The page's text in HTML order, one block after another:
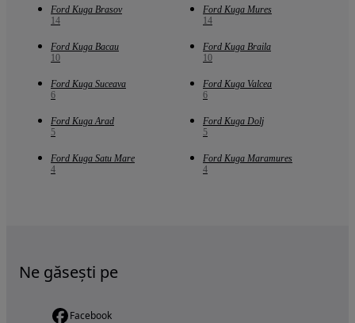
Ford Kuga Brasov
14
Ford Kuga Mures
14
Ford Kuga Bacau
10
Ford Kuga Braila
10
Ford Kuga Suceava
6
Ford Kuga Valcea
6
Ford Kuga Arad
5
Ford Kuga Dolj
5
Ford Kuga Satu Mare
4
Ford Kuga Maramures
4
Ne găsești pe
Facebook